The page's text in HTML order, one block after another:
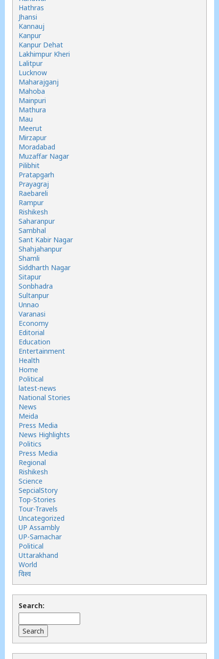
Hathras
Jhansi
Kannauj
Kanpur
Kanpur Dehat
Lakhimpur Kheri
Lalitpur
Lucknow
Maharajganj
Mahoba
Mainpuri
Mathura
Mau
Meerut
Mirzapur
Moradabad
Muzaffar Nagar
Pilibhit
Pratapgarh
Prayagraj
Raebareli
Rampur
Rishikesh
Saharanpur
Sambhal
Sant Kabir Nagar
Shahjahanpur
Shamli
Siddharth Nagar
Sitapur
Sonbhadra
Sultanpur
Unnao
Varanasi
Economy
Editorial
Education
Entertainment
Health
Home
Political
latest-news
National Stories
News
Meida
Press Media
News Highlights
Politics
Press Media
Regional
Rishikesh
Science
SepcialStory
Top-Stories
Tour-Travels
Uncategorized
UP Assambly
UP-Samachar
Political
Uttarakhand
World
विश्व
Search: